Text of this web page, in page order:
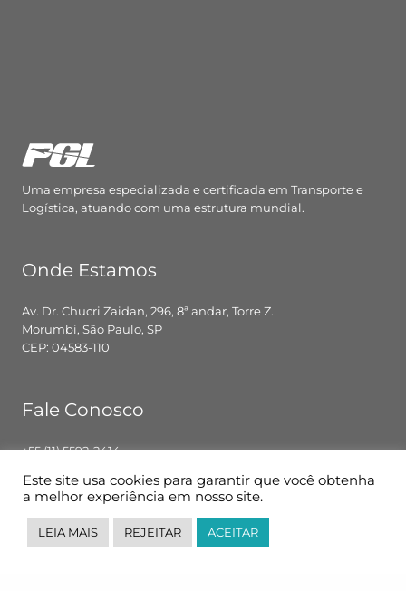
Uma empresa especializada e certificada em Transporte e
Logística, atuando com uma estrutura mundial.
Onde Estamos
Av. Dr. Chucri Zaidan, 296, 8ª andar, Torre Z.
Morumbi, São Paulo, SP
CEP: 04583-110
Fale Conosco
+55 (11) 5592-2414
Segunda – Sexta: 8h00 – 18h00
Siga-nos
Este site usa cookies para garantir que você obtenha
a melhor experiência em nosso site.
LEIA MAIS REJEITAR ACEITAR